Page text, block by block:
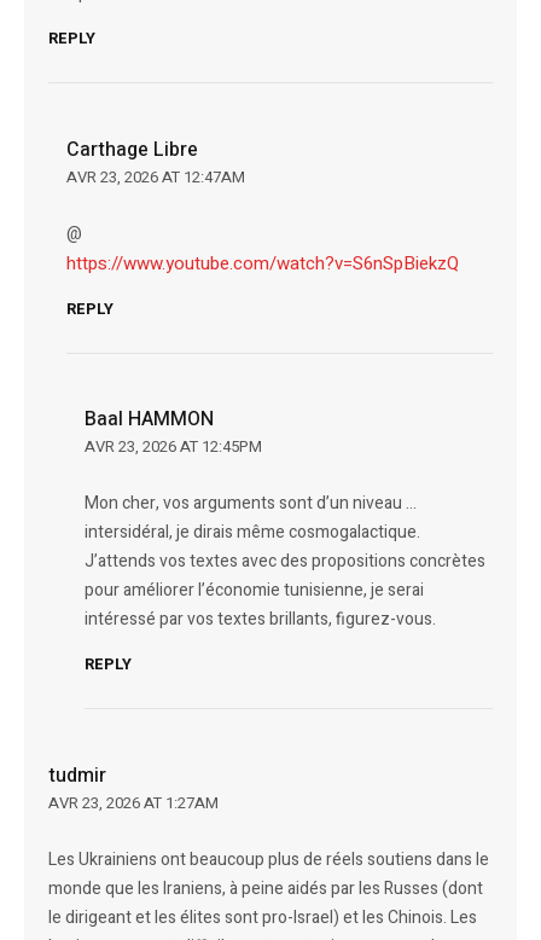
REPLY
Carthage Libre
AVR 23, 2026 AT 12:47AM
@
https://www.youtube.com/watch?v=S6nSpBiekzQ
REPLY
Baal HAMMON
AVR 23, 2026 AT 12:45PM
Mon cher, vos arguments sont d’un niveau …
intersidéral, je dirais même cosmogalactique.
J’attends vos textes avec des propositions concrètes
pour améliorer l’économie tunisienne, je serai
intéressé par vos textes brillants, figurez-vous.
REPLY
tudmir
AVR 23, 2026 AT 1:27AM
Les Ukrainiens ont beaucoup plus de réels soutiens dans le
monde que les Iraniens, à peine aidés par les Russes (dont
le dirigeant et les élites sont pro-Israel) et les Chinois. Les